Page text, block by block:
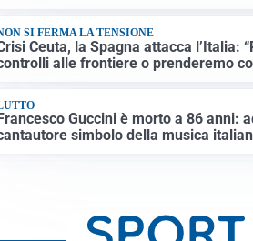
SI FERMA LA TENSIONE
Ceuta, la Spagna attacca l’Italia:
alle frontiere o prenderemo
Francesco Guccini è morto a 86 anni:
simbolo della musica